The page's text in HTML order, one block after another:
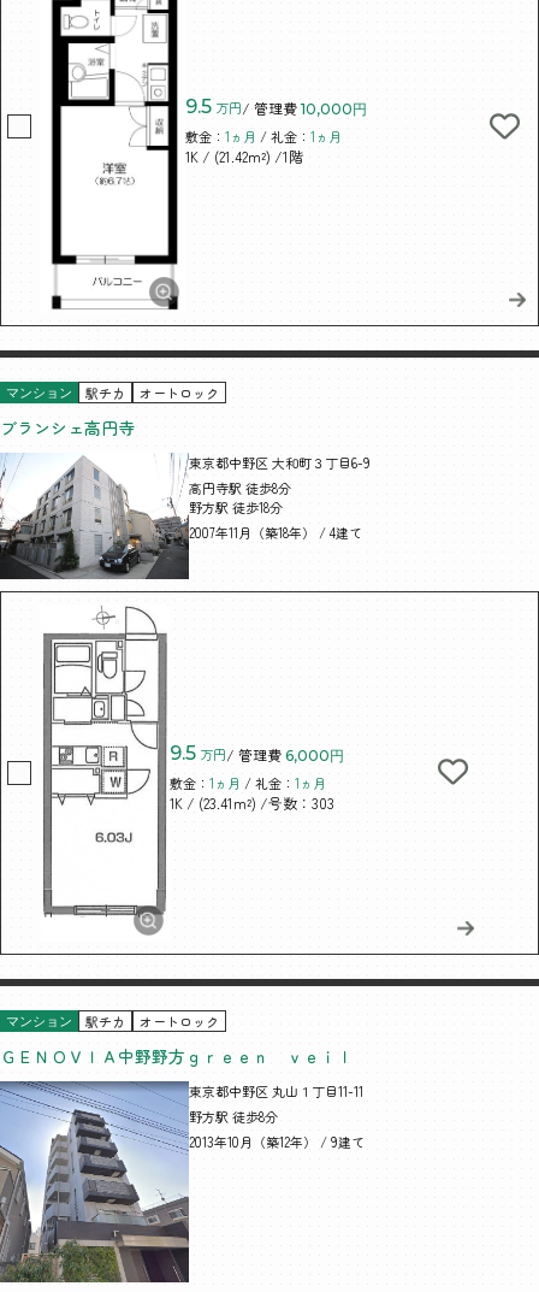
9.5 万円/ 管理費 10,000円
敷金：1ヵ月 / 礼金：1ヵ月
1K / (21.42m²) /1階
マンション 駅チカ オートロック
ブランシェ高円寺
東京都中野区 大和町３丁目6-9
高円寺駅 徒歩8分
野方駅 徒歩18分
2007年11月（築18年） / 4建て
9.5 万円/ 管理費 6,000円
敷金：1ヵ月 / 礼金：1ヵ月
1K / (23.41m²) /号数：303
マンション 駅チカ オートロック
ＧＥＮＯＶＩＡ中野野方ｇｒｅｅｎ ｖｅｉｌ
東京都中野区 丸山１丁目11-11
野方駅 徒歩8分
2013年10月（築12年） / 9建て